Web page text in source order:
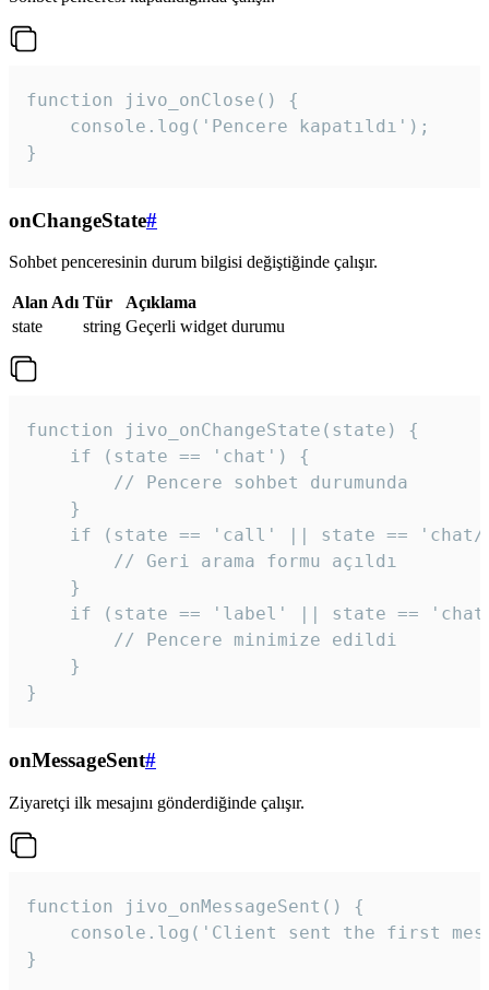
function jivo_onClose() {
    console.log('Pencere kapatıldı');
}
onChangeState#
Sohbet penceresinin durum bilgisi değiştiğinde çalışır.
Alan Adı Tür
Açıklama
state
string Geçerli widget durumu
function jivo_onChangeState(state) {
    if (state == 'chat') {
        // Pencere sohbet durumunda
    }
if (state == 'call' || state ==
        // Geri arama formu açıldı
    }
if (state == 'label' || state ==
        // Pencere minimize edildi
    }
}
onMessageSent#
Ziyaretçi ilk mesajını gönderdiğinde çalışır.
function jivo_onMessageSent() {
console.log('Client sent the first
}